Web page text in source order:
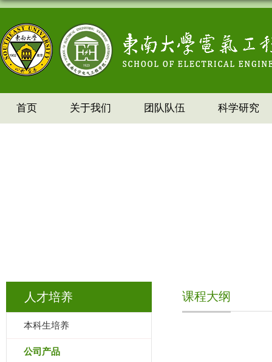
首页 关于我们 团队队伍 科学研究
人才培养
本科生培养
公司产品
课程大纲